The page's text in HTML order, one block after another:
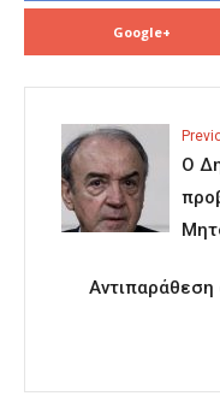
Google+
O
Αντιπαράθεση